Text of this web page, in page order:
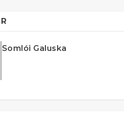
Somlói Galuska